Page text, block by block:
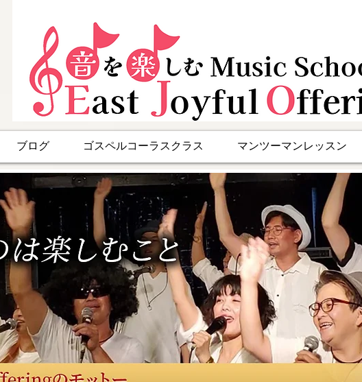
ブログ ゴスペルコーラスクラス マンツーマンレッスン